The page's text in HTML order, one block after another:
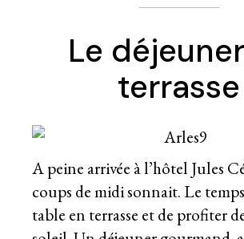
Le
terrasse
A peine arrivée à l’hôtel Jules
coups de midi sonnait. Le
table en terrasse et de profiter